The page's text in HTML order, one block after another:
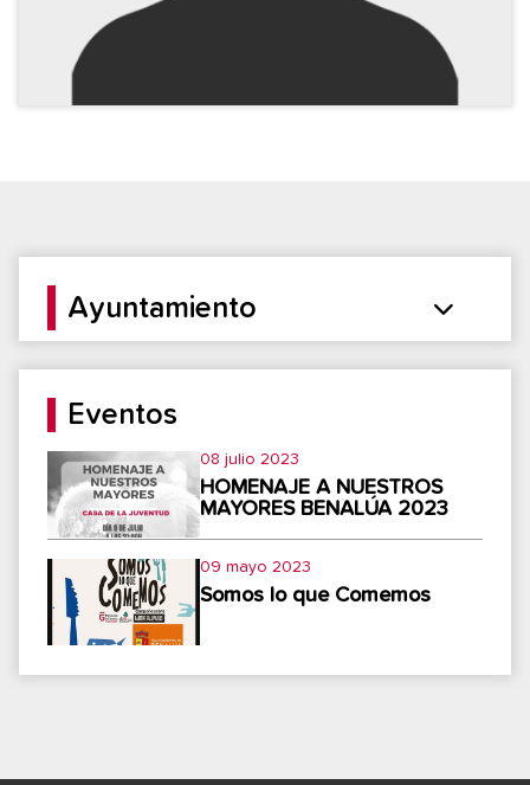
Ayuntamiento
Eventos
08 julio 2023
HOMENAJE A NUESTROS
MAYORES BENALÚA 2023
09 mayo 2023
Somos lo que Comemos